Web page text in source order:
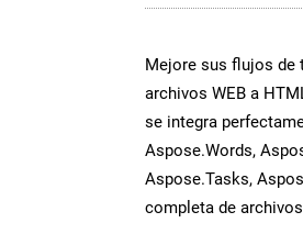
Mejore sus flujos de
archivos WEB a
se integra
Aspose.Words,
Aspose.Tasks,
completa de